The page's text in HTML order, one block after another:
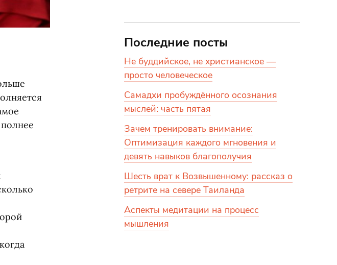
Последние посты
Не буддийское, не христианское —
просто человеческое
Самадхи пробуждённого осознания
мыслей: часть пятая
Зачем тренировать внимание:
Оптимизация каждого мгновения и
девять навыков благополучия
Шесть врат к Возвышенному: рассказ о
ретрите на севере Таиланда
Аспекты медитации на процесс
мышления